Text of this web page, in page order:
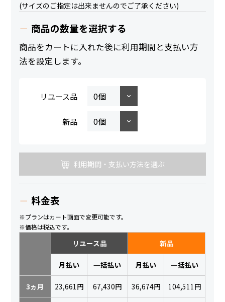
(サイズのご指定は出来ませんのでご了承ください)
商品の数量を選択する
商品をカートに入れた後に利用期間と支払い方
法を設定します。
リユース品
新品
利用期間・支払い方法を選ぶ
料金表
※プランはカート画面で変更可能です。
※価格は税込です。
リユース品 新品
月払い 一括払い 月払い 一括払い
3ヵ月 23,661円 67,430円 36,674円 104,511円